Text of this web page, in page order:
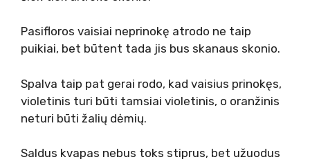
Pasifloros vaisiai neprinokę atrodo ne taip
puikiai, bet būtent tada jis bus skanaus skonio.
Spalva taip pat gerai rodo, kad vaisius prinokęs,
violetinis turi būti tamsiai violetinis, o oranžinis
neturi būti žalių dėmių.
Saldus kvapas nebus toks stiprus, bet užuodus